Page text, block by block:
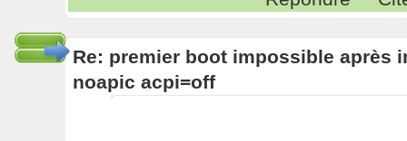
Re: premier boot impossible après
noapic acpi=off